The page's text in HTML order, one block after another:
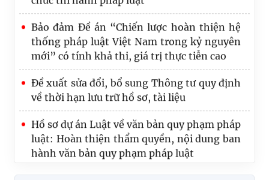
Bảo đảm Đề án “Chiến lược hoàn thiện hệ
thống pháp luật Việt Nam trong kỷ nguyên
mới” có tính khả thi, giá trị thực tiễn cao
Đề xuất sửa đổi, bổ sung Thông tư quy định
về thời hạn lưu trữ hồ sơ, tài liệu
Hồ sơ dự án Luật về văn bản quy phạm pháp
luật: Hoàn thiện thẩm quyền, nội dung ban
hành văn bản quy phạm pháp luật